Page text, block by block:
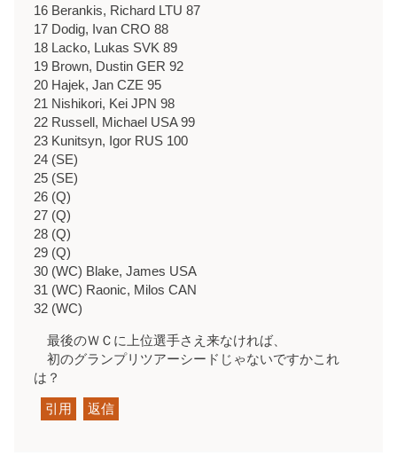
16 Berankis, Richard LTU 87
17 Dodig, Ivan CRO 88
18 Lacko, Lukas SVK 89
19 Brown, Dustin GER 92
20 Hajek, Jan CZE 95
21 Nishikori, Kei JPN 98
22 Russell, Michael USA 99
23 Kunitsyn, Igor RUS 100
24 (SE)
25 (SE)
26 (Q)
27 (Q)
28 (Q)
29 (Q)
30 (WC) Blake, James USA
31 (WC) Raonic, Milos CAN
32 (WC)
最後のＷＣに上位選手さえ来なければ、
初のグランプリツアーシードじゃないですかこれ
は？
引用 返信